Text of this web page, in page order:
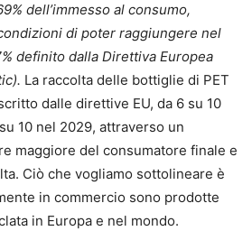
dell’immesso al consumo,
di poter raggiungere nel
definito dalla Direttiva Europea
La raccolta delle bottiglie di PET
dalle direttive EU, da 6 su 10
10 nel 2029, attraverso un
maggiore del consumatore finale e
Ciò che vogliamo sottolineare è
in commercio sono prodotte
in Europa e nel mondo.